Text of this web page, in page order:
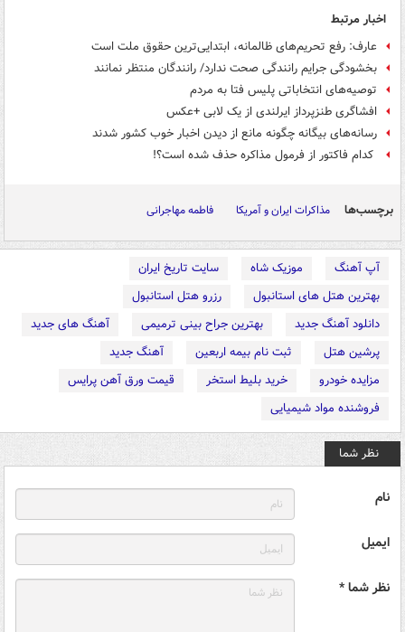
اخبار مرتبط
عارف: رفع تحریم‌های ظالمانه، ابتدایی‌ترین حقوق ملت است
بخشودگی جرایم رانندگی صحت ندارد/ رانندگان منتظر نمانند
توصیه‌های انتخاباتی پلیس فتا به مردم
افشاگری طنزپرداز ایرلندی از یک لابی +عکس
رسانه‌های بیگانه چگونه مانع از دیدن اخبار خوب کشور شدند
کدام فاکتور از فرمول مذاکره حذف شده است؟!
برچسب‌ها مذاکرات ایران و آمریکا فاطمه مهاجرانی
آپ آهنگ موزیک شاه
سایت تاریخ ایران
بهترین هتل های استانبول
رزرو هتل استانبول
دانلود آهنگ جدید
بهترین جراح بینی ترمیمی
آهنگ های جدید
پرشین هتل
ثبت نام بیمه اربعین
آهنگ جدید
مزایده خودرو
خرید بلیط استخر
قیمت ورق آهن پرایس
فروشنده مواد شیمیایی
نظر شما
نام
ایمیل
نظر شما *